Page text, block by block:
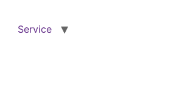
Service